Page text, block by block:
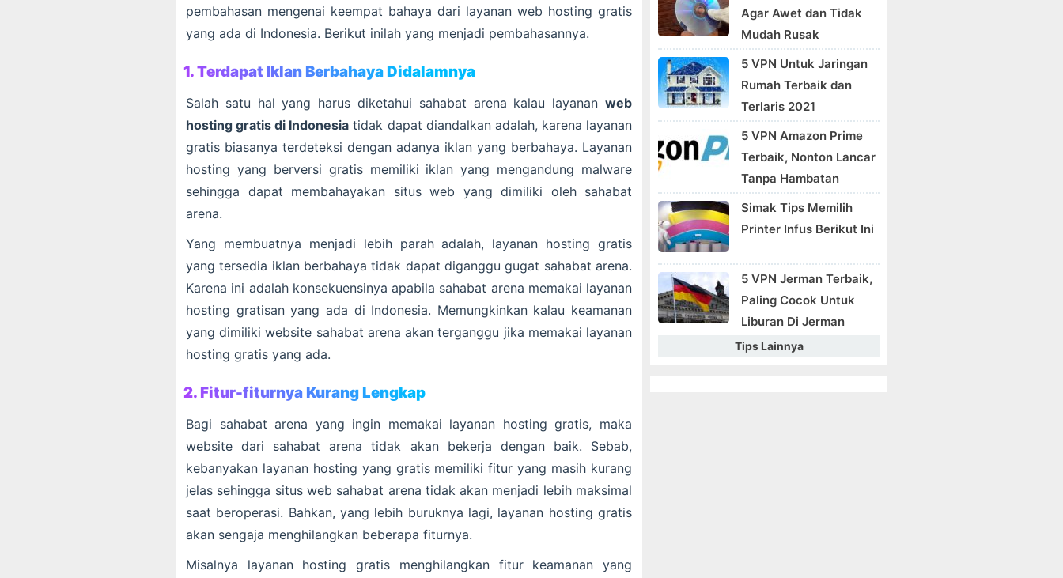
pembahasan mengenai keempat bahaya dari layanan web hosting gratis
yang ada di Indonesia. Berikut inilah yang menjadi pembahasannya.
1. Terdapat Iklan Berbahaya Didalamnya
Salah satu hal yang harus diketahui sahabat arena kalau layanan web
hosting gratis di Indonesia tidak dapat diandalkan adalah, karena layanan
gratis biasanya terdeteksi dengan adanya iklan yang berbahaya. Layanan
hosting yang berversi gratis memiliki iklan yang mengandung malware
sehingga dapat membahayakan situs web yang dimiliki oleh sahabat
arena.
Yang membuatnya menjadi lebih parah adalah, layanan hosting gratis
yang tersedia iklan berbahaya tidak dapat diganggu gugat sahabat arena.
Karena ini adalah konsekuensinya apabila sahabat arena memakai layanan
hosting gratisan yang ada di Indonesia. Memungkinkan kalau keamanan
yang dimiliki website sahabat arena akan terganggu jika memakai layanan
hosting gratis yang ada.
2. Fitur-fiturnya Kurang Lengkap
Bagi sahabat arena yang ingin memakai layanan hosting gratis, maka
website dari sahabat arena tidak akan bekerja dengan baik. Sebab,
kebanyakan layanan hosting yang gratis memiliki fitur yang masih kurang
jelas sehingga situs web sahabat arena tidak akan menjadi lebih maksimal
saat beroperasi. Bahkan, yang lebih buruknya lagi, layanan hosting gratis
akan sengaja menghilangkan beberapa fiturnya.
Misalnya layanan hosting gratis menghilangkan fitur keamanan yang
Agar Awet dan Tidak
Mudah Rusak
5 VPN Untuk Jaringan
Rumah Terbaik dan
Terlaris 2021
5 VPN Amazon Prime
Terbaik, Nonton Lancar
Tanpa Hambatan
Simak Tips Memilih
Printer Infus Berikut Ini
5 VPN Jerman Terbaik,
Paling Cocok Untuk
Liburan Di Jerman
Tips Lainnya